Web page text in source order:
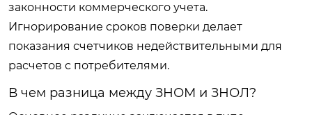
законности коммерческого учета.
Игнорирование сроков поверки делает
показания счетчиков недействительными для
расчетов с потребителями.
В чем разница между ЗНОМ и ЗНОЛ?